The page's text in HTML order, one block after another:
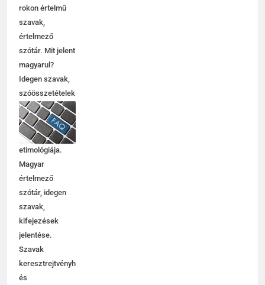
rokon értelmű
szavak,
értelmező
szótár. Mit jelent
magyarul?
Idegen szavak,
szóösszetételek
jelentése,
magyarázata,
használata,
etimológiája.
Magyar
értelmező
szótár, idegen
szavak,
kifejezések
jelentése.
Szavak
keresztrejtvényhez
és